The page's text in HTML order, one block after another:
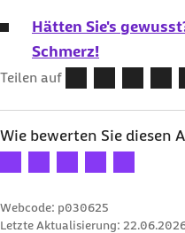
Hätten Sie's
Schmerz!
Teilen auf
Wie bewerten Sie diesen
Ihre Bewertung: 1 Stern
Ihre Bewertung: 2 Sterne
Ihre Bewertung: 3
Ihre Bewertung:
Ihre
Webcode: p030625
Letzte Aktualisierung: